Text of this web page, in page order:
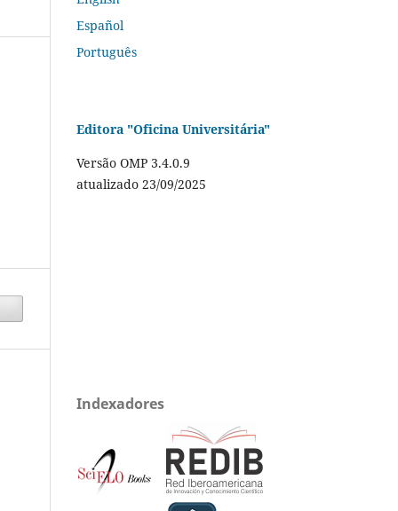
Español
Português
Editora "Oficina Universitária"
Versão OMP 3.4.0.9
atualizado 23/09/2025
Indexadores